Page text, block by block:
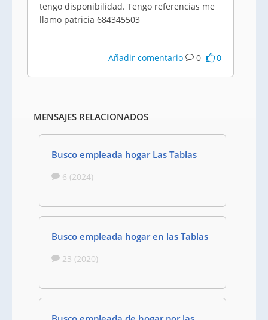
tengo disponibilidad. Tengo referencias me
llamo patricia 684345503
Añadir comentario 0 0
MENSAJES RELACIONADOS
Busco empleada hogar Las Tablas
6 (2024)
Busco empleada hogar en las Tablas
23 (2020)